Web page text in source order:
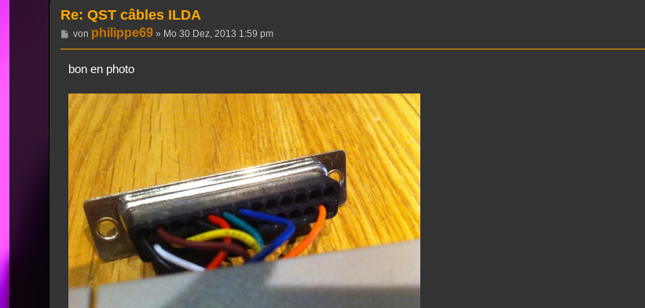
Re: QST câbles ILDA
Beitrag
von philippe69» Mo 30 Dez, 2013 1:59 pm
bon en photo